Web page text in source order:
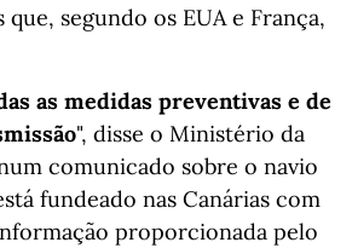
que, segundo os EUA e França,
as medidas preventivas e de
", disse o Ministério da
comunicado sobre o navio
fundeado nas Canárias com
proporcionada pelo